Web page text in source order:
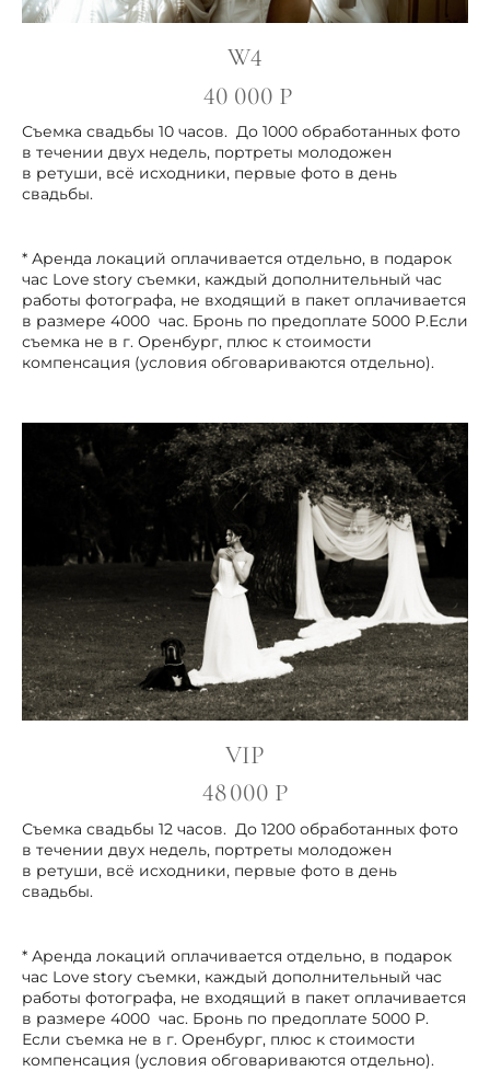
W4
40 000 Р
Съемка свадьбы 10 часов. До 1000 обработанных фото
в течении двух недель, портреты молодожен
в ретуши, всё исходники, первые фото в день
свадьбы.
* Аренда локаций оплачивается отдельно, в подарок
час Love story съемки, каждый дополнительный час
работы фотографа, не входящий в пакет оплачивается
в размере 4000 час. Бронь по предоплате 5000 Р.Если
съемка не в г. Оренбург, плюс к стоимости
компенсация (условия обговариваются отдельно).
VIP
48 000 Р
Съемка свадьбы 12 часов. До 1200 обработанных фото
в течении двух недель, портреты молодожен
в ретуши, всё исходники, первые фото в день
свадьбы.
* Аренда локаций оплачивается отдельно, в подарок
час Love story съемки, каждый дополнительный час
работы фотографа, не входящий в пакет оплачивается
в размере 4000 час. Бронь по предоплате 5000 Р.
Если съемка не в г. Оренбург, плюс к стоимости
компенсация (условия обговариваются отдельно).